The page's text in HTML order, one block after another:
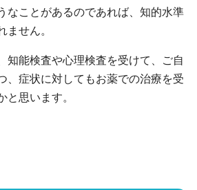
なことがあるのであれば、知的水準
ません。
知能検査や心理検査を受けて、ご自
、症状に対してもお薬での治療を受
と思います。